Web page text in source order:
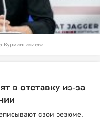
Курмангалиева
в отставку из-за
свои резюме.